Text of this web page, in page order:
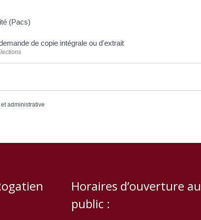
(Pacs)
de copie intégrale ou d'extrait
administrative
Horaires d’ouverture au
public :